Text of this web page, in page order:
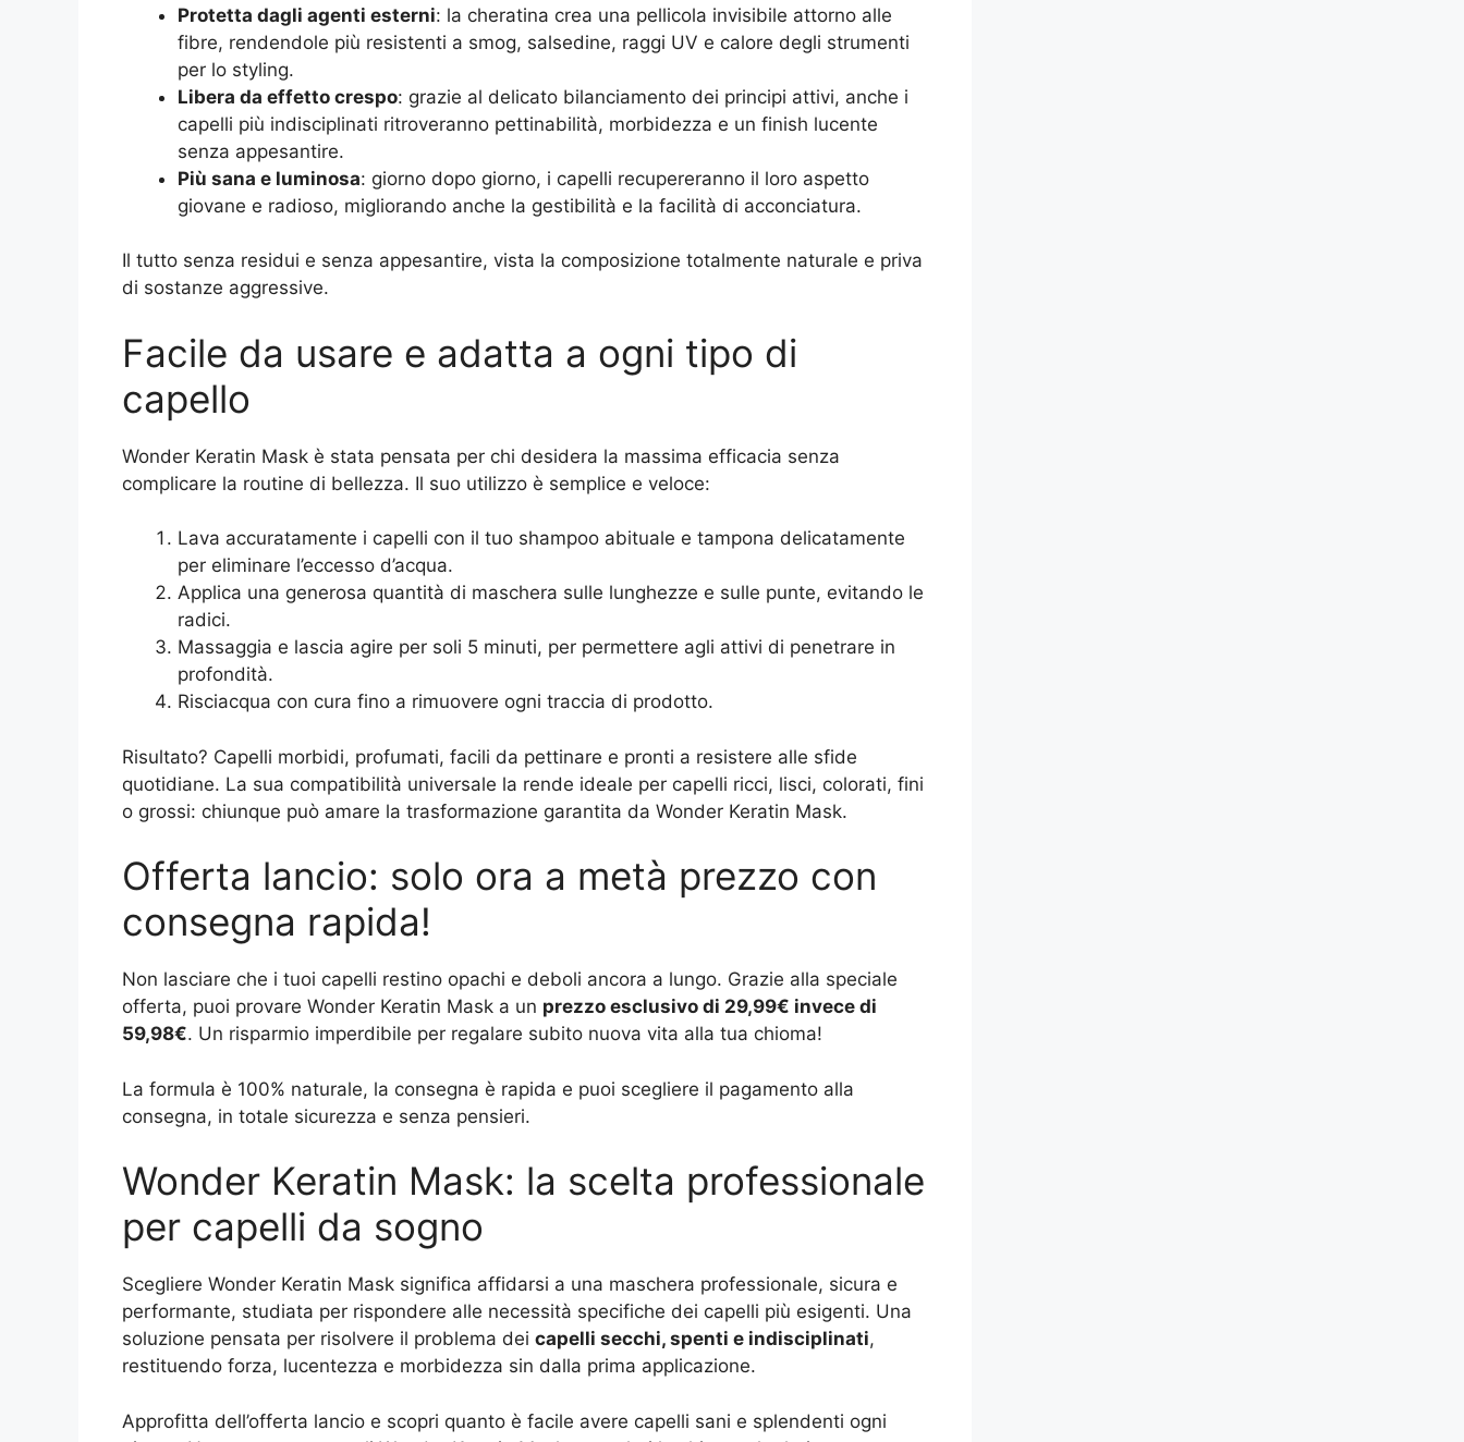
Protetta dagli agenti esterni: la cheratina crea una pellicola invisibile attorno alle
fibre, rendendole più resistenti a smog, salsedine, raggi UV e calore degli strumenti
per lo styling.
Libera da effetto crespo: grazie al delicato bilanciamento dei principi attivi, anche i
capelli più indisciplinati ritroveranno pettinabilità, morbidezza e un finish lucente
senza appesantire.
Più sana e luminosa: giorno dopo giorno, i capelli recupereranno il loro aspetto
giovane e radioso, migliorando anche la gestibilità e la facilità di acconciatura.
Il tutto senza residui e senza appesantire, vista la composizione totalmente naturale e priva
di sostanze aggressive.
Facile da usare e adatta a ogni tipo di
capello
Wonder Keratin Mask è stata pensata per chi desidera la massima efficacia senza
complicare la routine di bellezza. Il suo utilizzo è semplice e veloce:
Lava accuratamente i capelli con il tuo shampoo abituale e tampona delicatamente
per eliminare l’eccesso d’acqua.
Applica una generosa quantità di maschera sulle lunghezze e sulle punte, evitando le
radici.
Massaggia e lascia agire per soli 5 minuti, per permettere agli attivi di penetrare in
profondità.
Risciacqua con cura fino a rimuovere ogni traccia di prodotto.
Risultato? Capelli morbidi, profumati, facili da pettinare e pronti a resistere alle sfide
quotidiane. La sua compatibilità universale la rende ideale per capelli ricci, lisci, colorati, fini
o grossi: chiunque può amare la trasformazione garantita da Wonder Keratin Mask.
Offerta lancio: solo ora a metà prezzo con
consegna rapida!
Non lasciare che i tuoi capelli restino opachi e deboli ancora a lungo. Grazie alla speciale
offerta, puoi provare Wonder Keratin Mask a un prezzo esclusivo di 29,99€ invece di
59,98€. Un risparmio imperdibile per regalare subito nuova vita alla tua chioma!
La formula è 100% naturale, la consegna è rapida e puoi scegliere il pagamento alla
consegna, in totale sicurezza e senza pensieri.
Wonder Keratin Mask: la scelta professionale
per capelli da sogno
Scegliere Wonder Keratin Mask significa affidarsi a una maschera professionale, sicura e
performante, studiata per rispondere alle necessità specifiche dei capelli più esigenti. Una
soluzione pensata per risolvere il problema dei capelli secchi, spenti e indisciplinati,
restituendo forza, lucentezza e morbidezza sin dalla prima applicazione.
Approfitta dell’offerta lancio e scopri quanto è facile avere capelli sani e splendenti ogni